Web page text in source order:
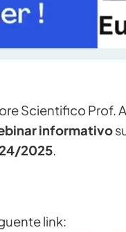
Scientifico Prof.
informativo
2025.
link: